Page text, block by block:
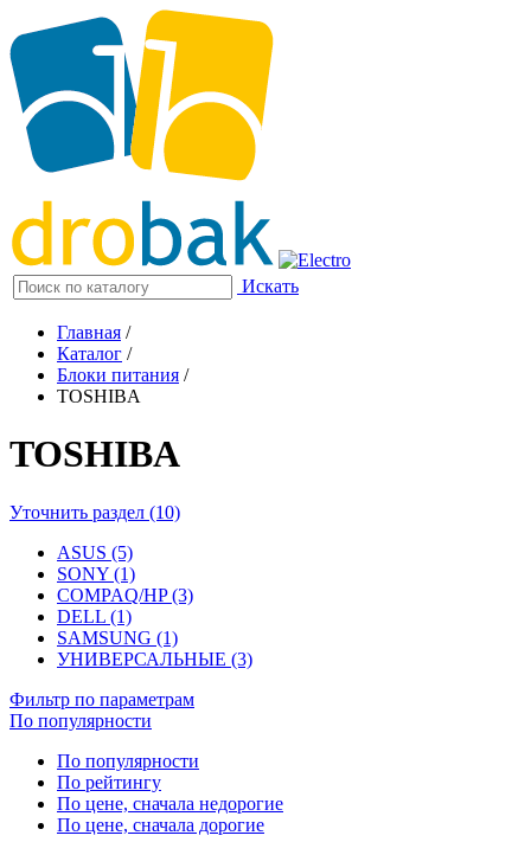
Искать
Главная /
Каталог /
Блоки питания /
TOSHIBA
TOSHIBA
Уточнить раздел (10)
ASUS (5)
SONY (1)
COMPAQ/HP (3)
DELL (1)
SAMSUNG (1)
УНИВЕРСАЛЬНЫЕ (3)
Фильтр по параметрам
По популярности
По популярности
По рейтингу
По цене, сначала недорогие
По цене, сначала дорогие